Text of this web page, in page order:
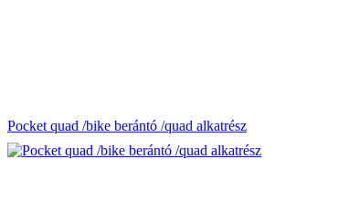
Pocket quad /bike berántó /quad alkatrész